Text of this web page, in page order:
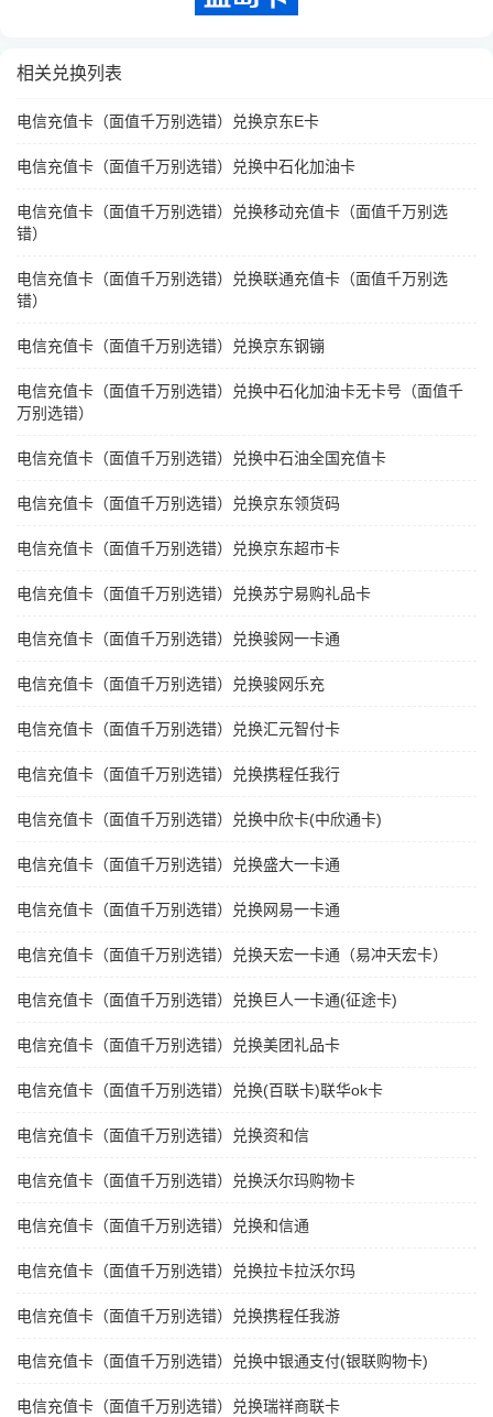
相关兑换列表
电信充值卡（面值千万别选错）兑换京东E卡
电信充值卡（面值千万别选错）兑换中石化加油卡
电信充值卡（面值千万别选错）兑换移动充值卡（面值千万别选
错）
电信充值卡（面值千万别选错）兑换联通充值卡（面值千万别选
错）
电信充值卡（面值千万别选错）兑换京东钢镚
电信充值卡（面值千万别选错）兑换中石化加油卡无卡号（面值千
万别选错）
电信充值卡（面值千万别选错）兑换中石油全国充值卡
电信充值卡（面值千万别选错）兑换京东领货码
电信充值卡（面值千万别选错）兑换京东超市卡
电信充值卡（面值千万别选错）兑换苏宁易购礼品卡
电信充值卡（面值千万别选错）兑换骏网一卡通
电信充值卡（面值千万别选错）兑换骏网乐充
电信充值卡（面值千万别选错）兑换汇元智付卡
电信充值卡（面值千万别选错）兑换携程任我行
电信充值卡（面值千万别选错）兑换中欣卡(中欣通卡)
电信充值卡（面值千万别选错）兑换盛大一卡通
电信充值卡（面值千万别选错）兑换网易一卡通
电信充值卡（面值千万别选错）兑换天宏一卡通（易冲天宏卡）
电信充值卡（面值千万别选错）兑换巨人一卡通(征途卡)
电信充值卡（面值千万别选错）兑换美团礼品卡
电信充值卡（面值千万别选错）兑换(百联卡)联华ok卡
电信充值卡（面值千万别选错）兑换资和信
电信充值卡（面值千万别选错）兑换沃尔玛购物卡
电信充值卡（面值千万别选错）兑换和信通
电信充值卡（面值千万别选错）兑换拉卡拉沃尔玛
电信充值卡（面值千万别选错）兑换携程任我游
电信充值卡（面值千万别选错）兑换中银通支付(银联购物卡)
电信充值卡（面值千万别选错）兑换瑞祥商联卡